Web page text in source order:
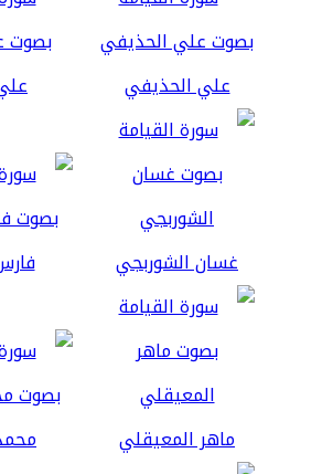
علي الحذيفي
غسان الشوربجي
ماهر المعيقلي